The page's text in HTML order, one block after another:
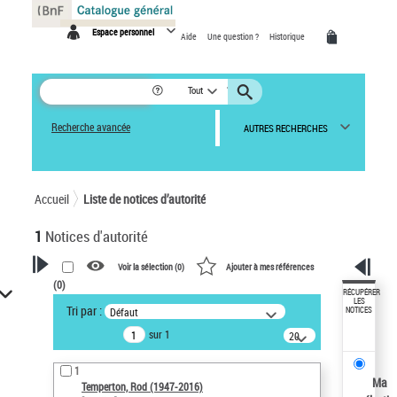
Espace personnel Aide Une question ? Historique
Tout
Recherche avancée AUTRES RECHERCHES
Accueil Liste de notices d’autorité
1 Notices d'autorité
VOTRE RECHERCHE
Recherche avancée dans les
notices d’autorité
Œuvres liées à l'auteur :
Temperton, Rod (1947-2016)
Voir la sélection (0) Ajouter à mes références
(0)
Tri par : Défaut
sur 1
20
résultats/page
1
Temperton, Rod (1947-2016)
RÉCUPÉRER
LES
NOTICES
Ma
Panneau de gestion des cookies